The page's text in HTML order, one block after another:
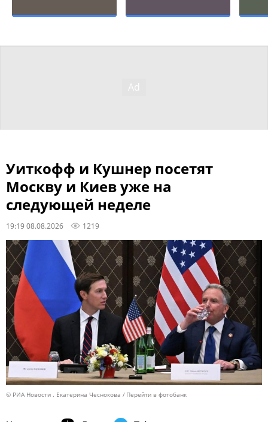
Уиткофф и Кушнер посетят
Москву и Киев уже на
следующей неделе
19:19 08.08.2026 1219
© РИА Новости . Екатерина Чеснокова Перейти в фотобанк